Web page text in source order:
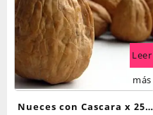
Leer
más
Nueces con Cascara x 250